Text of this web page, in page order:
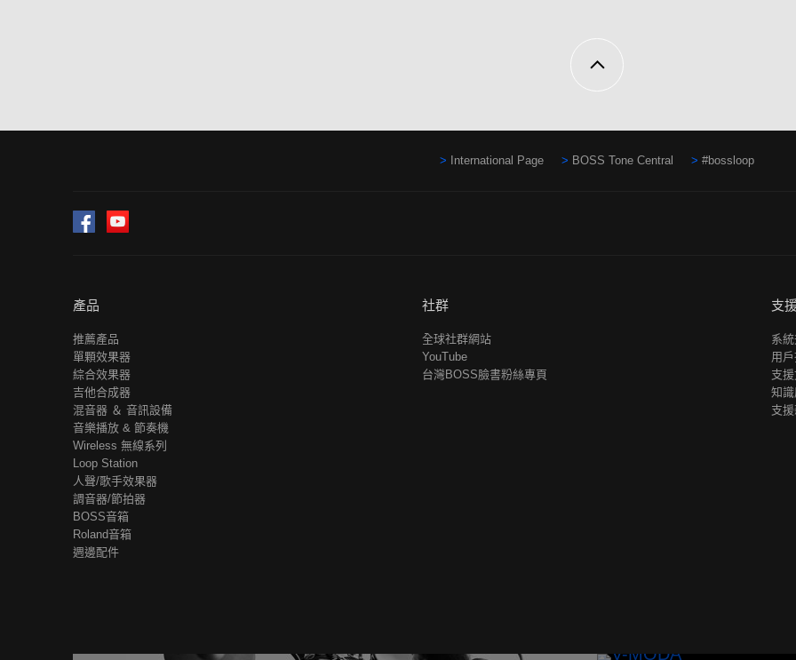
International Page BOSS Tone Central #bossloop
Facebook
產品
推薦產品
單顆效果器
綜合效果器
吉他合成器
混音器 ＆ 音訊設備
音樂播放 & 節奏機
Wireless 無線系列
Loop Station
人聲/歌手效果器
調音器/節拍器
BOSS音箱
Roland音箱
週邊配件
社群
全球社群網站
YouTube
台灣BOSS臉書粉絲專頁
支
系
用
支
知
支